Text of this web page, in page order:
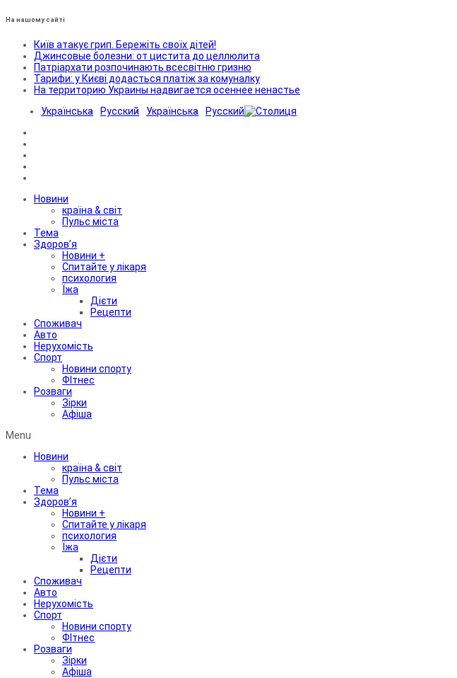
На нашому сайті
Київ атакує грип. Бережіть своїх дітей!
Джинсовые болезни: от цистита до целлюлита
Патріархати розпочинають всесвітню гризню
Тарифи: у Києві додасться платіж за комуналку
На территорию Украины надвигается осеннее ненастье
Українська
Русский Українська Русский
Новини
країна & світ
Пульс міста
Тема
Здоров’я
Новини +
Спитайте у лікаря
психология
Їжа
Дієти
Рецепти
Споживач
Авто
Нерухомість
Спорт
Новини спорту
ФІтнес
Розваги
Зірки
Афіша
Menu
Новини
країна & світ
Пульс міста
Тема
Здоров’я
Новини +
Спитайте у лікаря
психология
Їжа
Дієти
Рецепти
Споживач
Авто
Нерухомість
Спорт
Новини спорту
ФІтнес
Розваги
Зірки
Афіша